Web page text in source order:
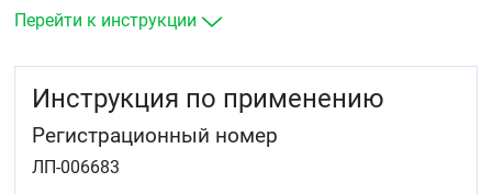
лечение бета-адреноблокаторами.
Перейти к инструкции
Инструкция по применению
Регистрационный номер
ЛП-006683